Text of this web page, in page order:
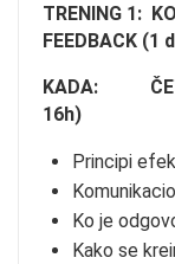
TRENING 1:
FEEDBACK (1
KADA:
16h)
Principi
Ko je
Kako se